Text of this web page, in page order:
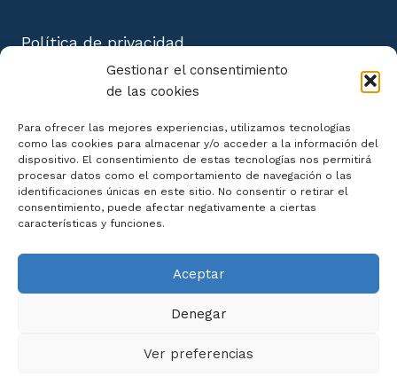
Gestionar el consentimiento
de las cookies
Para ofrecer las mejores experiencias, utilizamos tecnologías
como las cookies para almacenar y/o acceder a la información del
dispositivo. El consentimiento de estas tecnologías nos permitirá
procesar datos como el comportamiento de navegación o las
identificaciones únicas en este sitio. No consentir o retirar el
consentimiento, puede afectar negativamente a ciertas
características y funciones.
Aceptar
Denegar
Ver preferencias
Política de privacidad
Aviso Legal
Política de cookies
Declaración de Accesibilidad